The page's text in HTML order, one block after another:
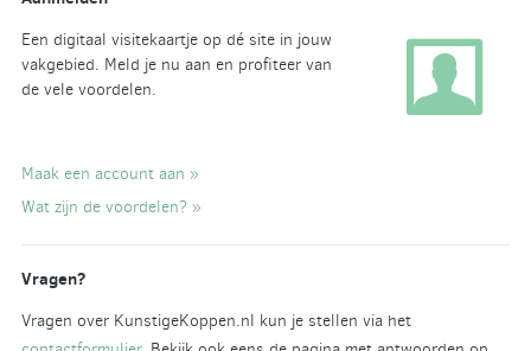
Een digitaal visitekaartje op dé site in jouw
vakgebied. Meld je nu aan en profiteer van
de vele voordelen.
Maak een account aan »
Wat zijn de voordelen? »
Vragen?
Vragen over KunstigeKoppen.nl kun je stellen via het